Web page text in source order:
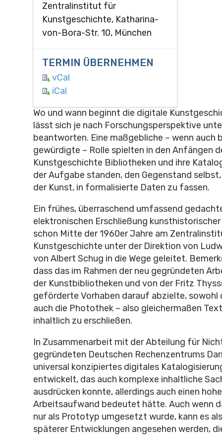
Zentralinstitut für
Kunstgeschichte, Katharina-
von-Bora-Str. 10, München
TERMIN ÜBERNEHMEN
vCal
iCal
Wo und wann beginnt die digitale
lässt sich je nach Forschungsperspektive
beantworten. Eine maßgebliche – wenn auch
gewürdigte – Rolle spielten in den Anfängen
Kunstgeschichte Bibliotheken und ihre
der Aufgabe standen, den Gegenstand
der Kunst, in formalisierte Daten zu fassen.
Ein frühes, überraschend umfassend
elektronischen Erschließung
schon Mitte der 1960er Jahre am
Kunstgeschichte unter der Direktion von
von Albert Schug in die Wege geleitet.
dass das im Rahmen der neu gegründeten
der Kunstbibliotheken und von der Fritz
geförderte Vorhaben darauf abzielte, sowohl
auch die Photothek – also gleichermaßen
inhaltlich zu erschließen.
In Zusammenarbeit mit der Abteilung für
gegründeten Deutschen Rechenzentrums
universal konzipiertes digitales
entwickelt, das auch komplexe inhaltliche
ausdrücken konnte, allerdings auch einen
Arbeitsaufwand bedeutet hätte. Auch wenn
nur als Prototyp umgesetzt wurde, kann es
späterer Entwicklungen angesehen werden,